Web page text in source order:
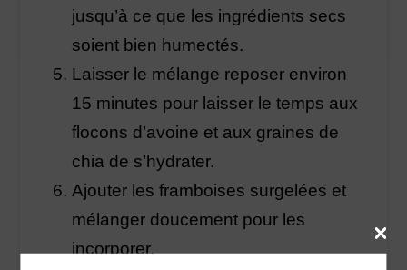
jusqu’à ce que les ingrédients secs
soient bien humectés.
Laisser le mélange reposer environ
15 minutes pour laisser le temps aux
flocons d’avoine et aux graines de
chia de s’hydrater.
Ajouter les framboises surgelées et
mélanger doucement pour les
incorporer.